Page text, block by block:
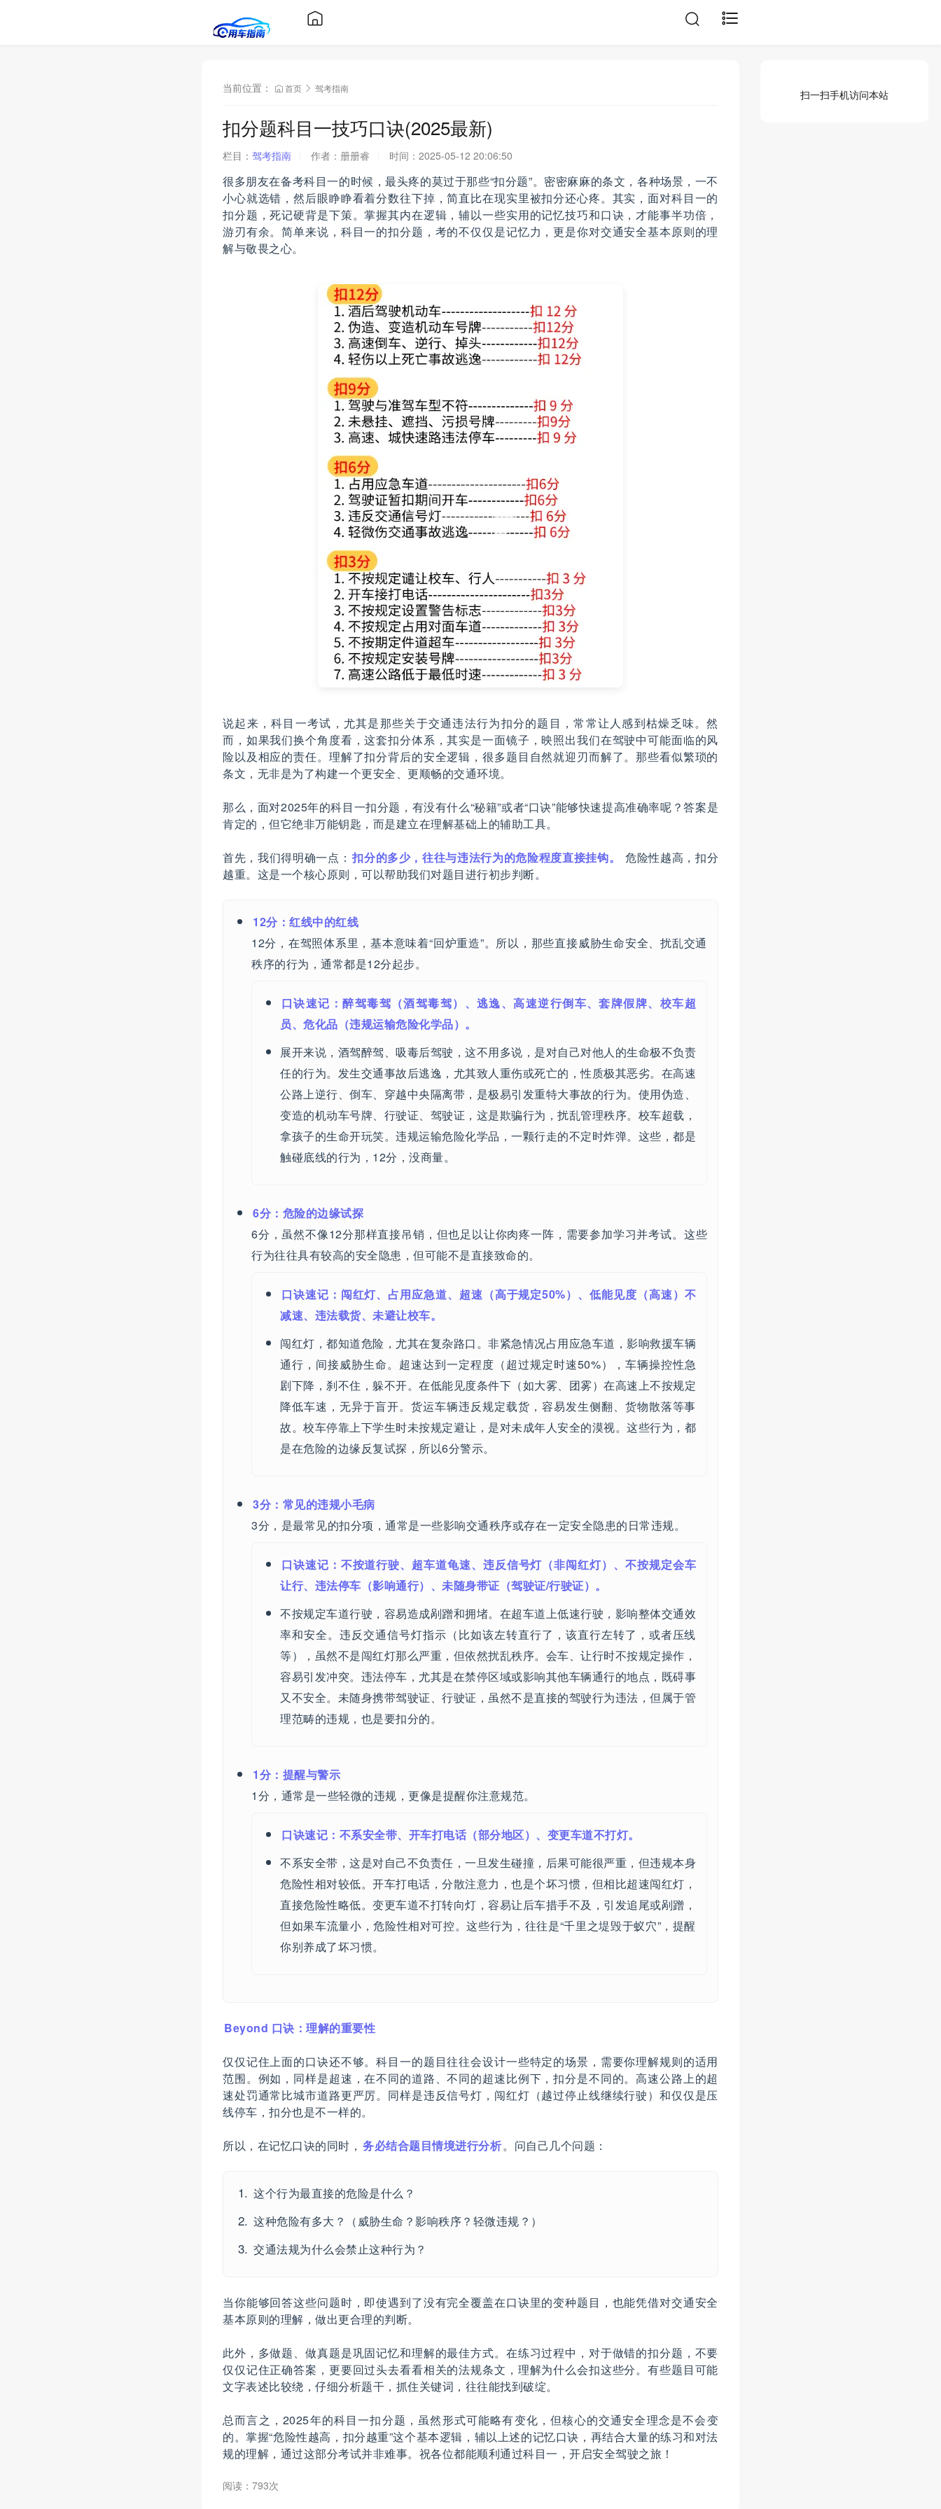
当前位置： 首页 驾考指南
扣分题科目一技巧口诀(2025最新)
栏目： 驾考指南 作者： 册册睿 时间： 2025-05-12 20:06:50
很多朋友在备考科目一的时候，最头疼的莫过于那些“扣分题”。密密麻麻的条文，各种场景，一不
小心就选错，然后眼睁睁看着分数往下掉，简直比在现实里被扣分还心疼。其实，面对科目一的
扣分题，死记硬背是下策。掌握其内在逻辑，辅以一些实用的记忆技巧和口诀，才能事半功倍，
游刃有余。简单来说，科目一的扣分题，考的不仅仅是记忆力，更是你对交通安全基本原则的理
解与敬畏之心。
说起来，科目一考试，尤其是那些关于交通违法行为扣分的题目，常常让人感到枯燥乏味。然
而，如果我们换个角度看，这套扣分体系，其实是一面镜子，映照出我们在驾驶中可能面临的风
险以及相应的责任。理解了扣分背后的安全逻辑，很多题目自然就迎刃而解了。那些看似繁琐的
条文，无非是为了构建一个更安全、更顺畅的交通环境。
那么，面对2025年的科目一扣分题，有没有什么“秘籍”或者“口诀”能够快速提高准确率呢？答案是
肯定的，但它绝非万能钥匙，而是建立在理解基础上的辅助工具。
首先，我们得明确一点： 扣分的多少，往往与违法行为的危险程度直接挂钩。
危险性越高，扣分
越重。这是一个核心原则，可以帮助我们对题目进行初步判断。
12分：红线中的红线
12分，在驾照体系里，基本意味着“回炉重造”。所以，那些直接威胁生命安全、扰乱交通
秩序的行为，通常都是12分起步。
口诀速记：醉驾毒驾（酒驾毒驾）、逃逸、高速逆行倒车、套牌假牌、校车超
员、危化品（违规运输危险化学品）。
展开来说，酒驾醉驾、吸毒后驾驶，这不用多说，是对自己对他人的生命极不负责
任的行为。发生交通事故后逃逸，尤其致人重伤或死亡的，性质极其恶劣。在高速
公路上逆行、倒车、穿越中央隔离带，是极易引发重特大事故的行为。使用伪造、
变造的机动车号牌、行驶证、驾驶证，这是欺骗行为，扰乱管理秩序。校车超载，
拿孩子的生命开玩笑。违规运输危险化学品，一颗行走的不定时炸弹。这些，都是
触碰底线的行为，12分，没商量。
6分：危险的边缘试探
6分，虽然不像12分那样直接吊销，但也足以让你肉疼一阵，需要参加学习并考试。这些
行为往往具有较高的安全隐患，但可能不是直接致命的。
口诀速记：闯红灯、占用应急道、超速（高于规定50%）、低能见度（高速）不
减速、违法载货、未避让校车。
闯红灯，都知道危险，尤其在复杂路口。非紧急情况占用应急车道，影响救援车辆
通行，间接威胁生命。超速达到一定程度（超过规定时速50%），车辆操控性急
剧下降，刹不住，躲不开。在低能见度条件下（如大雾、团雾）在高速上不按规定
降低车速，无异于盲开。货运车辆违反规定载货，容易发生侧翻、货物散落等事
故。校车停靠上下学生时未按规定避让，是对未成年人安全的漠视。这些行为，都
是在危险的边缘反复试探，所以6分警示。
3分：常见的违规小毛病
3分，是最常见的扣分项，通常是一些影响交通秩序或存在一定安全隐患的日常违规。
口诀速记：不按道行驶、超车道龟速、违反信号灯（非闯红灯）、不按规定会车
让行、违法停车（影响通行）、未随身带证（驾驶证/行驶证）。
不按规定车道行驶，容易造成剐蹭和拥堵。在超车道上低速行驶，影响整体交通效
率和安全。违反交通信号灯指示（比如该左转直行了，该直行左转了，或者压线
等），虽然不是闯红灯那么严重，但依然扰乱秩序。会车、让行时不按规定操作，
容易引发冲突。违法停车，尤其是在禁停区域或影响其他车辆通行的地点，既碍事
又不安全。未随身携带驾驶证、行驶证，虽然不是直接的驾驶行为违法，但属于管
理范畴的违规，也是要扣分的。
1分：提醒与警示
1分，通常是一些轻微的违规，更像是提醒你注意规范。
口诀速记：不系安全带、开车打电话（部分地区）、变更车道不打灯。
不系安全带，这是对自己不负责任，一旦发生碰撞，后果可能很严重，但违规本身
危险性相对较低。开车打电话，分散注意力，也是个坏习惯，但相比超速闯红灯，
直接危险性略低。变更车道不打转向灯，容易让后车措手不及，引发追尾或剐蹭，
但如果车流量小，危险性相对可控。这些行为，往往是“千里之堤毁于蚁穴”，提醒
你别养成了坏习惯。
Beyond 口诀：理解的重要性
仅仅记住上面的口诀还不够。科目一的题目往往会设计一些特定的场景，需要你理解规则的适用
范围。例如，同样是超速，在不同的道路、不同的超速比例下，扣分是不同的。高速公路上的超
速处罚通常比城市道路更严厉。同样是违反信号灯，闯红灯（越过停止线继续行驶）和仅仅是压
线停车，扣分也是不一样的。
所以，在记忆口诀的同时， 务必结合题目情境进行分析。问自己几个问题：
这个行为最直接的危险是什么？
这种危险有多大？（威胁生命？影响秩序？轻微违规？）
交通法规为什么会禁止这种行为？
当你能够回答这些问题时，即使遇到了没有完全覆盖在口诀里的变种题目，也能凭借对交通安全
基本原则的理解，做出更合理的判断。
此外，多做题、做真题是巩固记忆和理解的最佳方式。在练习过程中，对于做错的扣分题，不要
仅仅记住正确答案，更要回过头去看看相关的法规条文，理解为什么会扣这些分。有些题目可能
文字表述比较绕，仔细分析题干，抓住关键词，往往能找到破绽。
总而言之，2025年的科目一扣分题，虽然形式可能略有变化，但核心的交通安全理念是不会变
的。掌握“危险性越高，扣分越重”这个基本逻辑，辅以上述的记忆口诀，再结合大量的练习和对法
规的理解，通过这部分考试并非难事。祝各位都能顺利通过科目一，开启安全驾驶之旅！
阅读：793次
扫一扫手机访问本站